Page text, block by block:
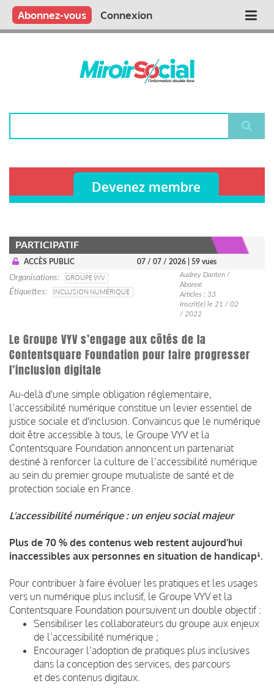
Aller
contenu
Main
Qui sommes nous ?
Vous publiez
Nous publions
Contactez-nous
Abonnez-vous Connexion
Devenez membre
PARTICIPATIF
ACCÈS PUBLIC 07 / 07 / 2026 | 59 vues
Organisations
GROUPE VYV
Étiquettes
INCLUSION NUMÉRIQUE
Audrey Danten /
Abonné
Articles : 33
Inscrit(e) le 21 / 02
/ 2022
Le Groupe VYV s’engage aux côtés de la
Contentsquare Foundation pour faire progresser
l’inclusion digitale
Au-delà d'une simple obligation réglementaire,
l’accessibilité numérique constitue un levier essentiel de
justice sociale et d'inclusion. Convaincus que le numérique
doit être accessible à tous, le Groupe VYV et la
Contentsquare Foundation annoncent un partenariat
destiné à renforcer la culture de l’accessibilité numérique
au sein du premier groupe mutualiste de santé et de
protection sociale en France.
L’accessibilité numérique : un enjeu social majeur
Plus de 70 % des contenus web restent aujourd’hui
inaccessibles aux personnes en situation de handicap¹.
Pour contribuer à faire évoluer les pratiques et les usages
vers un numérique plus inclusif, le Groupe VYV et la
Contentsquare Foundation poursuivent un double objectif :
Sensibiliser les collaborateurs du groupe aux enjeux
de l’accessibilité numérique ;
Encourager l’adoption de pratiques plus inclusives
dans la conception des services, des parcours
et des contenus digitaux.